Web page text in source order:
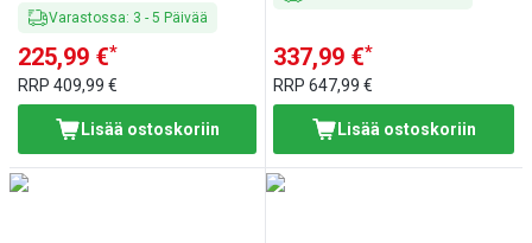
Varastossa: 3 - 5 Päivää
225,99 €*
RRP 409,99 €
Lisää ostoskoriin
337,99 €*
RRP647,99 €
Lisää ostoskoriin